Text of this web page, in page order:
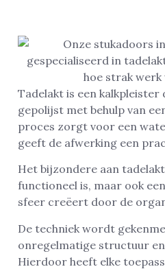
Tadelakt is een
gepolijst met behulp van
proces zorgt voor een
geeft de afwerking een
Het bijzondere aan
functioneel is, maar ook
sfeer creëert door de
De techniek wordt
onregelmatige structuur
Hierdoor heeft elke